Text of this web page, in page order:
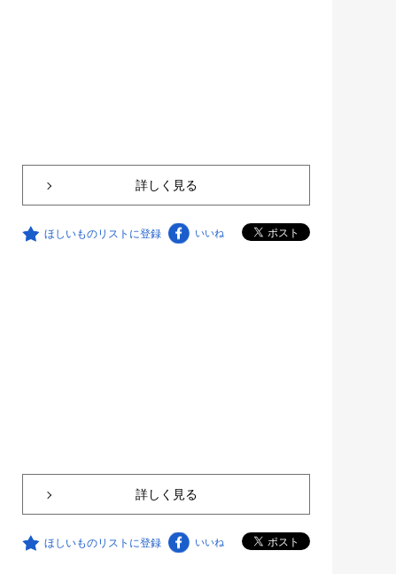
詳しく見る
ほしいものリストに登録 いいね
詳しく見る
ほしいものリストに登録 いいね